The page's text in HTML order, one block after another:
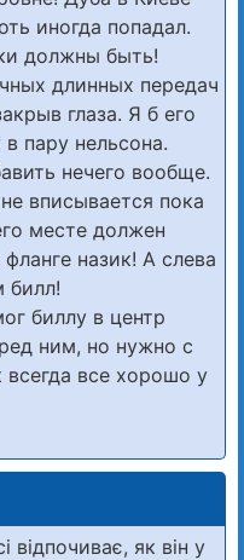
иногда попадал.
должны быть!
длинных передач
глаза. Я б его
пару нельсона.
нечего вообще.
вписывается пока
месте должен
назик! А слева
билл!
биллу в центр
ним, но нужно с
всегда все хорошо у
як він у